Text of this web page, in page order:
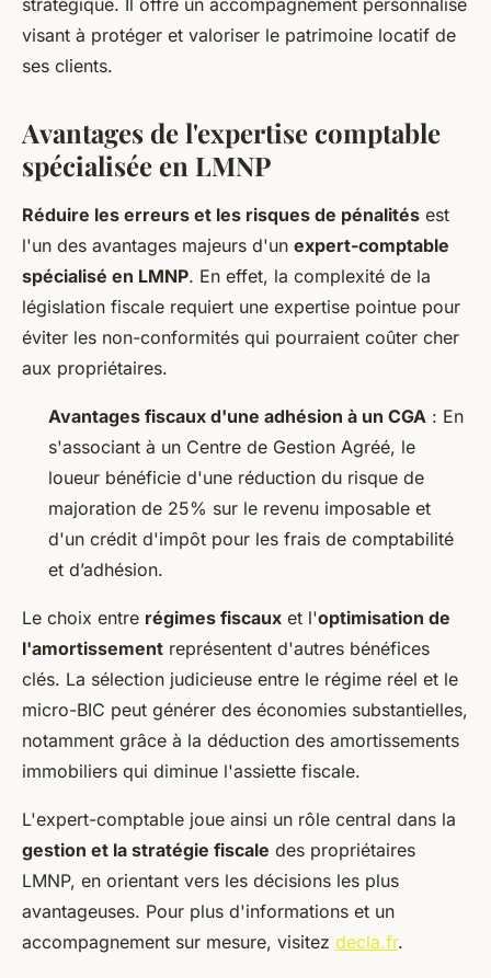
stratégique. Il offre un accompagnement personnalisé
visant à protéger et valoriser le patrimoine locatif de
ses clients.
Avantages de l'expertise comptable
spécialisée en LMNP
Réduire les erreurs et les risques de pénalités est
l'un des avantages majeurs d'un expert-comptable
spécialisé en LMNP. En effet, la complexité de la
législation fiscale requiert une expertise pointue pour
éviter les non-conformités qui pourraient coûter cher
aux propriétaires.
Avantages fiscaux d'une adhésion à un CGA : En
s'associant à un Centre de Gestion Agréé, le
loueur bénéficie d'une réduction du risque de
majoration de 25% sur le revenu imposable et
d'un crédit d'impôt pour les frais de comptabilité
et d’adhésion.
Le choix entre régimes fiscaux et l'optimisation de
l'amortissement représentent d'autres bénéfices
clés. La sélection judicieuse entre le régime réel et le
micro-BIC peut générer des économies substantielles,
notamment grâce à la déduction des amortissements
immobiliers qui diminue l'assiette fiscale.
L'expert-comptable joue ainsi un rôle central dans la
gestion et la stratégie fiscale des propriétaires
LMNP, en orientant vers les décisions les plus
avantageuses. Pour plus d'informations et un
accompagnement sur mesure, visitez decla.fr.